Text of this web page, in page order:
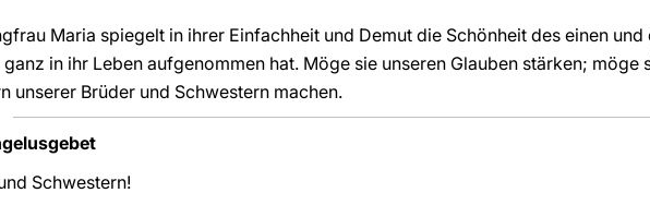
Maria spiegelt in ihrer Einfachheit und Demut die Schönheit des einen
in ihr Leben aufgenommen hat. Möge sie unseren Glauben stärken; möge
unserer Brüder und Schwestern machen.
Schwestern!